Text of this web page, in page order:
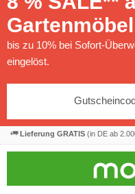
Gartenmöbel
bis zu 10% bei Sofort-
eingelöst.
Lieferung GRATIS (in DE ab